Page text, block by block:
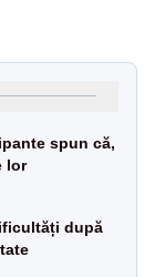
spun că,
lor
după